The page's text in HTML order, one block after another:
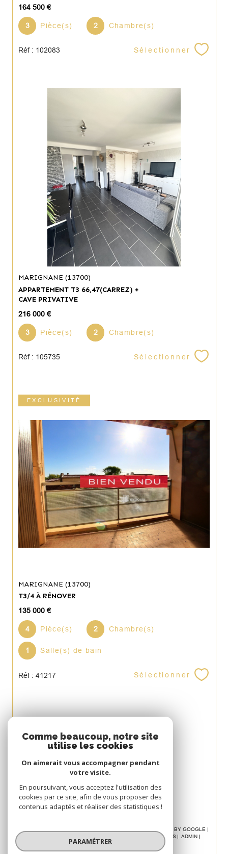
164 500 €
3 Pièce(s) 2 Chambre(s)
Réf : 102083 Sélectionner
MARIGNANE (13700)
APPARTEMENT T3 66,47(CARREZ) +
CAVE PRIVATIVE
216 000 €
3 Pièce(s) 2 Chambre(s)
Réf : 105735 Sélectionner
EXCLUSIVITÉ
MARIGNANE (13700)
T3/4 À RÉNOVER
135 000 €
4 Pièce(s) 2 Chambre(s)
1 Salle(s) de bain
Réf : 41217 Sélectionner
Espace
PROPRIÉTAIRE
Se connecter
Avis
CLIENT
© 2026 | TOUS DROITS RÉSERVÉS | TRADUCTION POWERED BY GOOGLE |
MENTIONS LÉGALES
ADMIN
POLITIQUE RGPD
Comme beaucoup, notre site
utilise les cookies
On aimerait vous accompagner pendant
votre visite.
En poursuivant, vous acceptez l'utilisation des
cookies par ce site, afin de vous proposer des
contenus adaptés et réaliser des statistiques !
PARAMÉTRER